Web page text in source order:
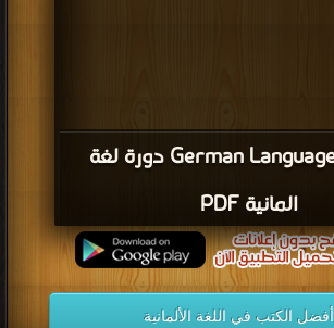
German Language Course دورة لغة
المانية PDF
أفضل الكتب في اللغة الألمانية